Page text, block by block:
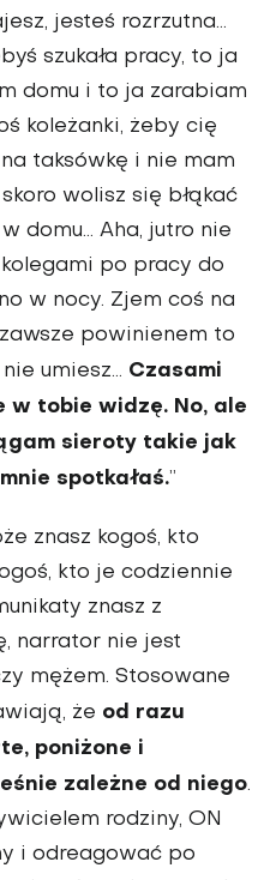
jesteś rozrzutna…
szukała pracy, to ja
domu i to ja zarabiam
koleżanki, żeby cię
taksówkę i nie mam
wolisz się błąkać
domu… Aha, jutro nie
po pracy do
w nocy. Zjem coś na
powinienem to
umiesz… Czasami
w tobie widzę. No, ale
sieroty takie jak
spotkałaś.”
znasz kogoś, kto
kto je codziennie
znasz z
narrator nie jest
mężem. Stosowane
że od razu
poniżone i
zależne od niego.
rodziny, ON
i odreagować po